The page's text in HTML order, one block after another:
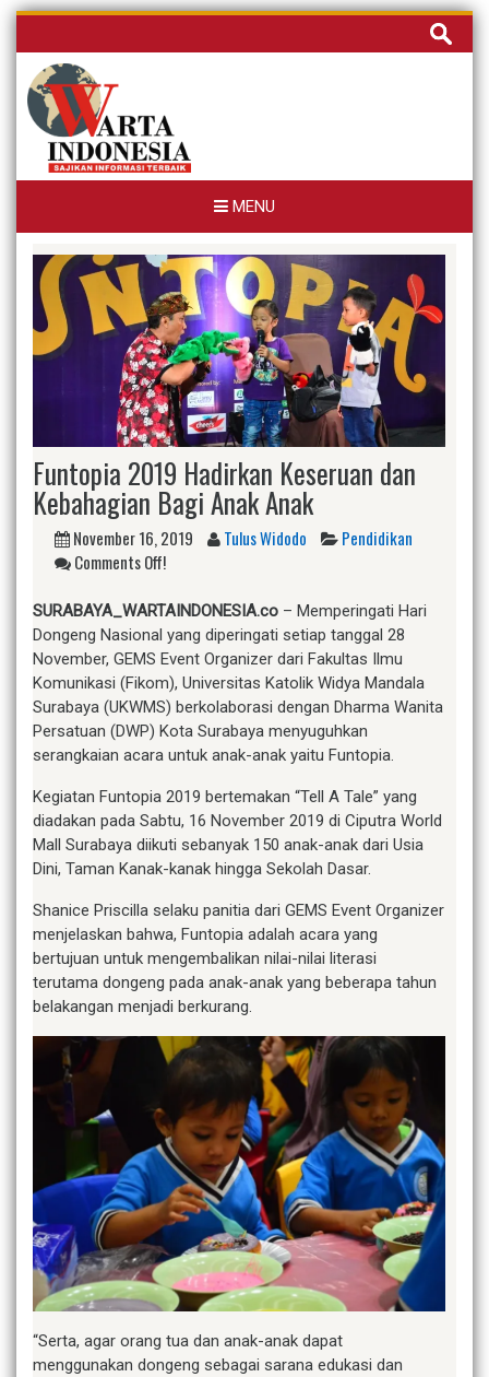
Skip
content
Cari
untuk:
MENU
Funtopia 2019 Hadirkan Keseruan dan
Kebahagian Bagi Anak Anak
November 16, 2019 Tulus Widodo
Pendidikan
Comments Off!
SURABAYA_WARTAINDONESIA.co – Memperingati Hari
Dongeng Nasional yang diperingati setiap tanggal 28
November, GEMS Event Organizer dari Fakultas Ilmu
Komunikasi (Fikom), Universitas Katolik Widya Mandala
Surabaya (UKWMS) berkolaborasi dengan Dharma Wanita
Persatuan (DWP) Kota Surabaya menyuguhkan
serangkaian acara untuk anak-anak yaitu Funtopia.
Kegiatan Funtopia 2019 bertemakan “Tell A Tale” yang
diadakan pada Sabtu, 16 November 2019 di Ciputra World
Mall Surabaya diikuti sebanyak 150 anak-anak dari Usia
Dini, Taman Kanak-kanak hingga Sekolah Dasar.
Shanice Priscilla selaku panitia dari GEMS Event Organizer
menjelaskan bahwa, Funtopia adalah acara yang
bertujuan untuk mengembalikan nilai-nilai literasi
terutama dongeng pada anak-anak yang beberapa tahun
belakangan menjadi berkurang.
“Serta, agar orang tua dan anak-anak dapat
menggunakan dongeng sebagai sarana edukasi dan